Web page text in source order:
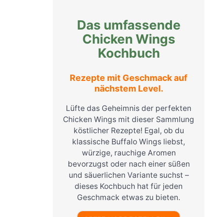
Das umfassende
Chicken Wings
Kochbuch
Rezepte mit Geschmack auf
nächstem Level.
Lüfte das Geheimnis der perfekten
Chicken Wings mit dieser Sammlung
köstlicher Rezepte! Egal, ob du
klassische Buffalo Wings liebst,
würzige, rauchige Aromen
bevorzugst oder nach einer süßen
und säuerlichen Variante suchst –
dieses Kochbuch hat für jeden
Geschmack etwas zu bieten.